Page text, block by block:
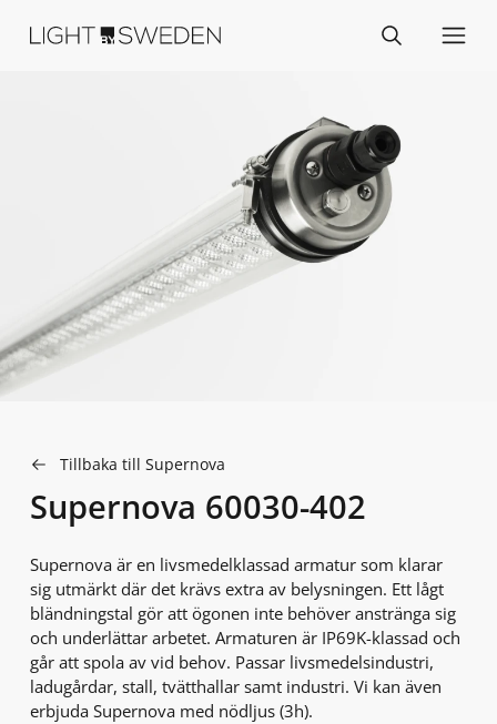
Tillbaka till Supernova
Supernova 60030-402
Supernova är en livsmedelklassad armatur som klarar
sig utmärkt där det krävs extra av belysningen. Ett lågt
bländningstal gör att ögonen inte behöver anstränga sig
och underlättar arbetet. Armaturen är IP69K-klassad och
går att spola av vid behov. Passar livsmedelsindustri,
ladugårdar, stall, tvätthallar samt industri. Vi kan även
erbjuda Supernova med nödljus (3h).